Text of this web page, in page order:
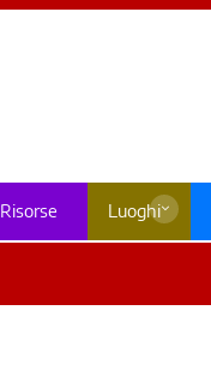
Risorse Luoghi